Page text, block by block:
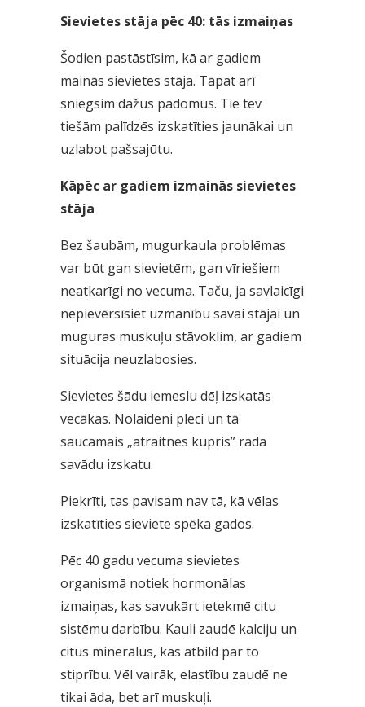
Sievietes stāja pēc 40: tās izmaiņas
Šodien pastāstīsim, kā ar gadiem
mainās sievietes stāja. Tāpat arī
sniegsim dažus padomus. Tie tev
tiešām palīdzēs izskatīties jaunākai un
uzlabot pašsajūtu.
Kāpēc ar gadiem izmainās sievietes
stāja
Bez šaubām, mugurkaula problēmas
var būt gan sievietēm, gan vīriešiem
neatkarīgi no vecuma. Taču, ja savlaicīgi
nepievērsīsiet uzmanību savai stājai un
muguras muskuļu stāvoklim, ar gadiem
situācija neuzlabosies.
Sievietes šādu iemeslu dēļ izskatās
vecākas. Nolaideni pleci un tā
saucamais „atraitnes kupris” rada
savādu izskatu.
Piekrīti, tas pavisam nav tā, kā vēlas
izskatīties sieviete spēka gados.
Pēc 40 gadu vecuma sievietes
organismā notiek hormonālas
izmaiņas, kas savukārt ietekmē citu
sistēmu darbību. Kauli zaudē kalciju un
citus minerālus, kas atbild par to
stiprību. Vēl vairāk, elastību zaudē ne
tikai āda, bet arī muskuļi.